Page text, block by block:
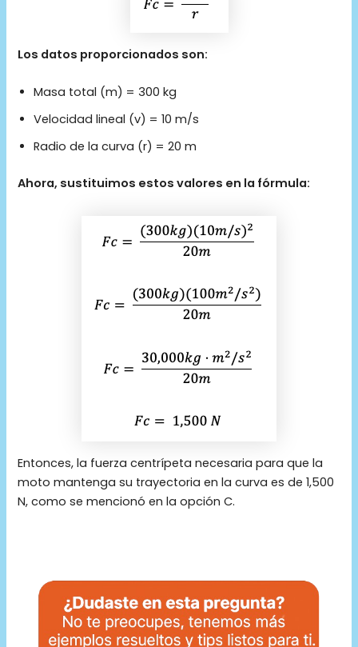
Los datos proporcionados son:
Masa total (m) = 300 kg
Velocidad lineal (v) = 10 m/s
Radio de la curva (r) = 20 m
Ahora, sustituimos estos valores en la fórmula:
Entonces, la fuerza centrípeta necesaria para que la
moto mantenga su trayectoria en la curva es de 1,500
N, como se mencionó en la opción C.